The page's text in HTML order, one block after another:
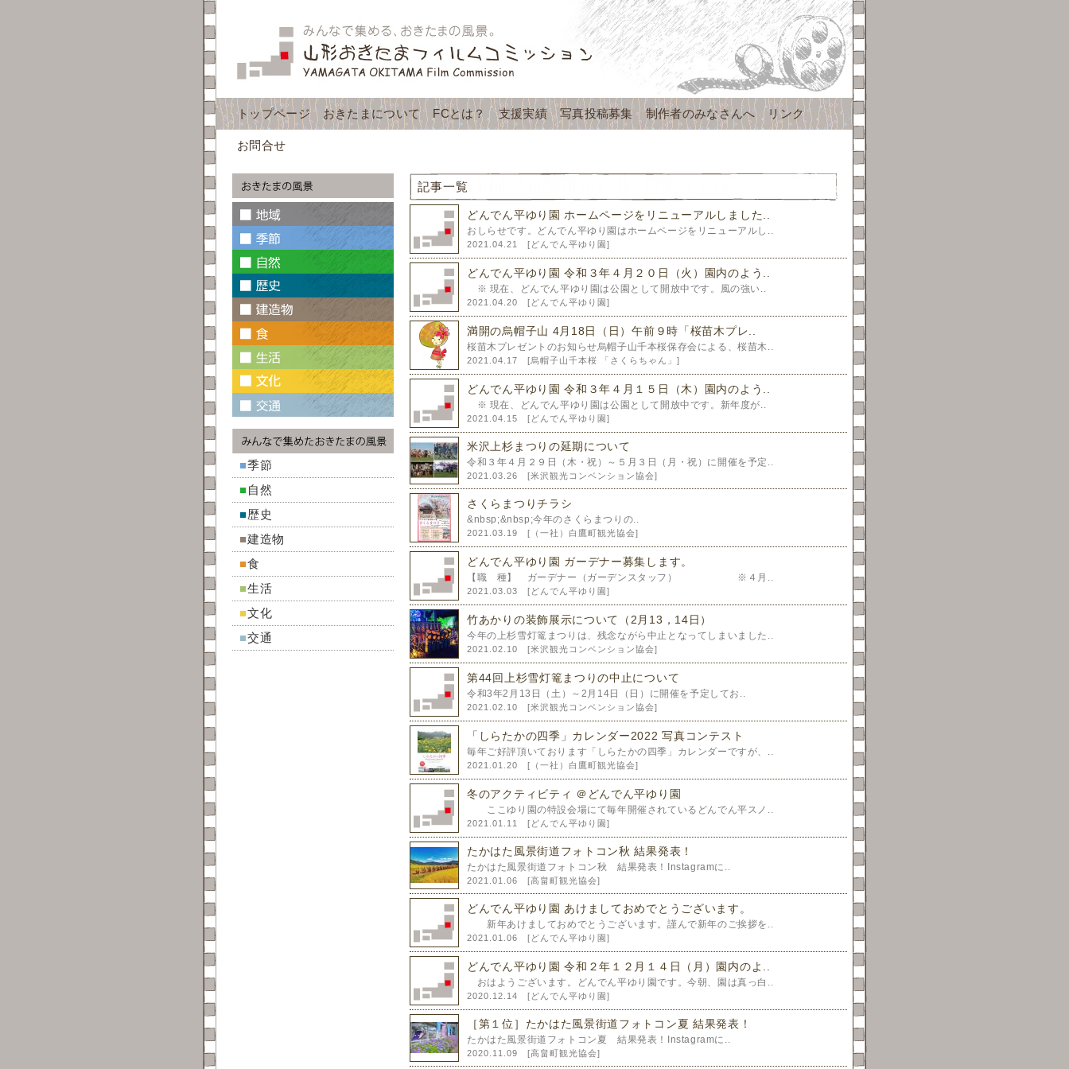
トップページ おきたまについて FCとは？ 支援実績 写真投稿募集 制作者のみなさんへ リンク
お問合せ
■季節
■自然
■歴史
■建造物
■食
■生活
■文化
■交通
記事一覧
どんでん平ゆり園 ホームページをリニューアルしました..
おしらせです。どんでん平ゆり園はホームページをリニューアルし..
2021.04.21 [ どんでん平ゆり園 ]
どんでん平ゆり園 令和３年４月２０日（火）園内のよう..
※ 現在、どんでん平ゆり園は公園として開放中です。風の強い..
2021.04.20 [ どんでん平ゆり園 ]
満開の烏帽子山 4月18日（日）午前９時「桜苗木プレ..
桜苗木プレゼントのお知らせ烏帽子山千本桜保存会による、桜苗木..
2021.04.17 [烏帽子山千本桜 「さくらちゃん」 ]
どんでん平ゆり園 令和３年４月１５日（木）園内のよう..
※ 現在、どんでん平ゆり園は公園として開放中です。新年度が..
2021.04.15 [ どんでん平ゆり園 ]
米沢上杉まつりの延期について
令和３年４月２９日（木・祝）～５月３日（月・祝）に開催を予定..
2021.03.26 [米沢観光コンベンション協会]
さくらまつりチラシ
&nbsp;&nbsp;今年のさくらまつりの..
2021.03.19 [ （一社）白鷹町観光協会]
どんでん平ゆり園 ガーデナー募集します。
【職 種】 ガーデナー（ガーデンスタッフ） ※４月..
2021.03.03 [ どんでん平ゆり園 ]
竹あかりの装飾展示について（2月13，14日）
今年の上杉雪灯篭まつりは、残念ながら中止となってしまいました..
2021.02.10 [米沢観光コンベンション協会]
第44回上杉雪灯篭まつりの中止について
令和3年2月13日（土）～2月14日（日）に開催を予定してお..
2021.02.10 [米沢観光コンベンション協会]
「しらたかの四季」カレンダー2022 写真コンテスト
毎年ご好評頂いております「しらたかの四季」カレンダーですが、..
2021.01.20 [ （一社）白鷹町観光協会]
冬のアクティビティ ＠どんでん平ゆり園
ここゆり園の特設会場にて毎年開催されているどんでん平スノ..
2021.01.11 [ どんでん平ゆり園 ]
たかはた風景街道フォトコン秋 結果発表！
たかはた風景街道フォトコン秋 結果発表！Instagramに..
2021.01.06 [高畠町観光協会]
どんでん平ゆり園 あけましておめでとうございます。
新年あけましておめでとうございます。謹んで新年のご挨拶を..
2021.01.06 [ どんでん平ゆり園 ]
どんでん平ゆり園 令和２年１２月１４日（月）園内のよ..
おはようございます。どんでん平ゆり園です。今朝、園は真っ白..
2020.12.14 [ どんでん平ゆり園 ]
［第１位］たかはた風景街道フォトコン夏 結果発表！
たかはた風景街道フォトコン夏 結果発表！Instagramに..
2020.11.09 [高畠町観光協会]